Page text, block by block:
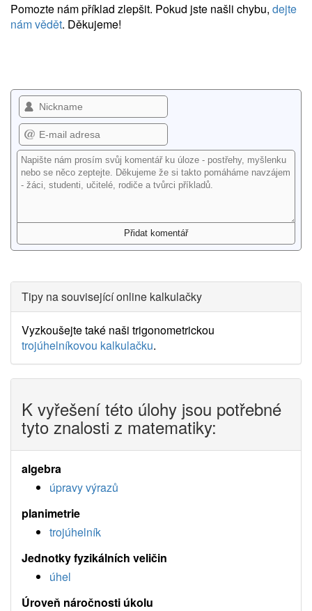
Pomozte nám příklad zlepšit. Pokud jste našli chybu, dejte
nám vědět. Děkujeme!
Tipy na související online kalkulačky
Vyzkoušejte také naši trigonometrickou
trojúhelníkovou kalkulačku.
K vyřešení této úlohy jsou potřebné
tyto znalosti z matematiky:
algebra
úpravy výrazů
planimetrie
trojúhelník
Jednotky fyzikálních veličin
úhel
Úroveň náročnosti úkolu